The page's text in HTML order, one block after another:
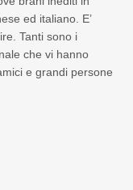
ed italiano. E’
Tanti sono i
che vi hanno
e grandi persone